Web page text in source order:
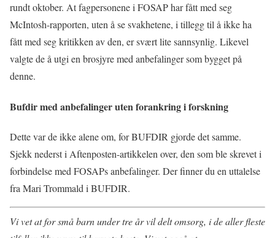
rundt oktober. At fagpersonene i FOSAP har fått med seg
McIntosh-rapporten, uten å se svakhetene, i tillegg til å ikke ha
fått med seg kritikken av den, er svært lite sannsynlig. Likevel
valgte de å utgi en brosjyre med anbefalinger som bygget på
denne.
Bufdir med anbefalinger uten forankring i forskning
Dette var de ikke alene om, for BUFDIR gjorde det samme.
Sjekk nederst i Aftenposten-artikkelen over, den som ble skrevet i
forbindelse med FOSAPs anbefalinger. Der finner du en uttalelse
fra Mari Trommald i BUFDIR.
Vi vet at for små barn under tre år vil delt omsorg, i de aller fleste